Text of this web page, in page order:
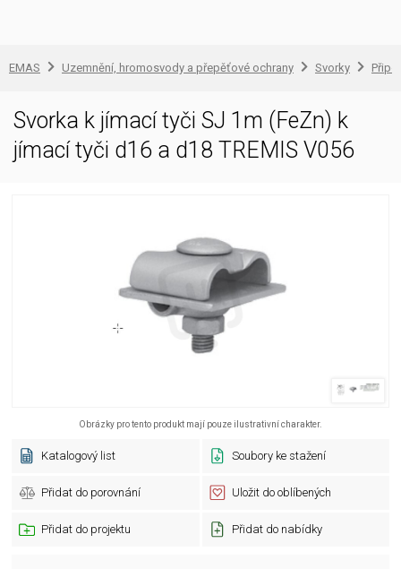
EMAS Uzemnění, hromosvody a přepěťové ochrany Svorky
Svorka k jímací tyči SJ 1m (FeZn) k
jímací tyči d16 a d18 TREMIS V056
Obrázky pro tento produkt mají pouze ilustrativní charakter.
Katalogový list Soubory ke stažení
Přidat do porovnání Uložit do oblíbených
Přidat do projektu Přidat do nabídky